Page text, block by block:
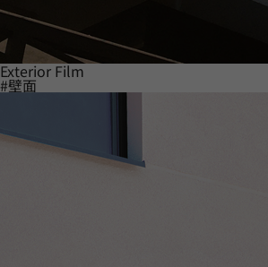
Exterior Film
#壁面